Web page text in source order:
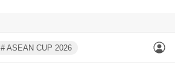
# ASEAN CUP 2026